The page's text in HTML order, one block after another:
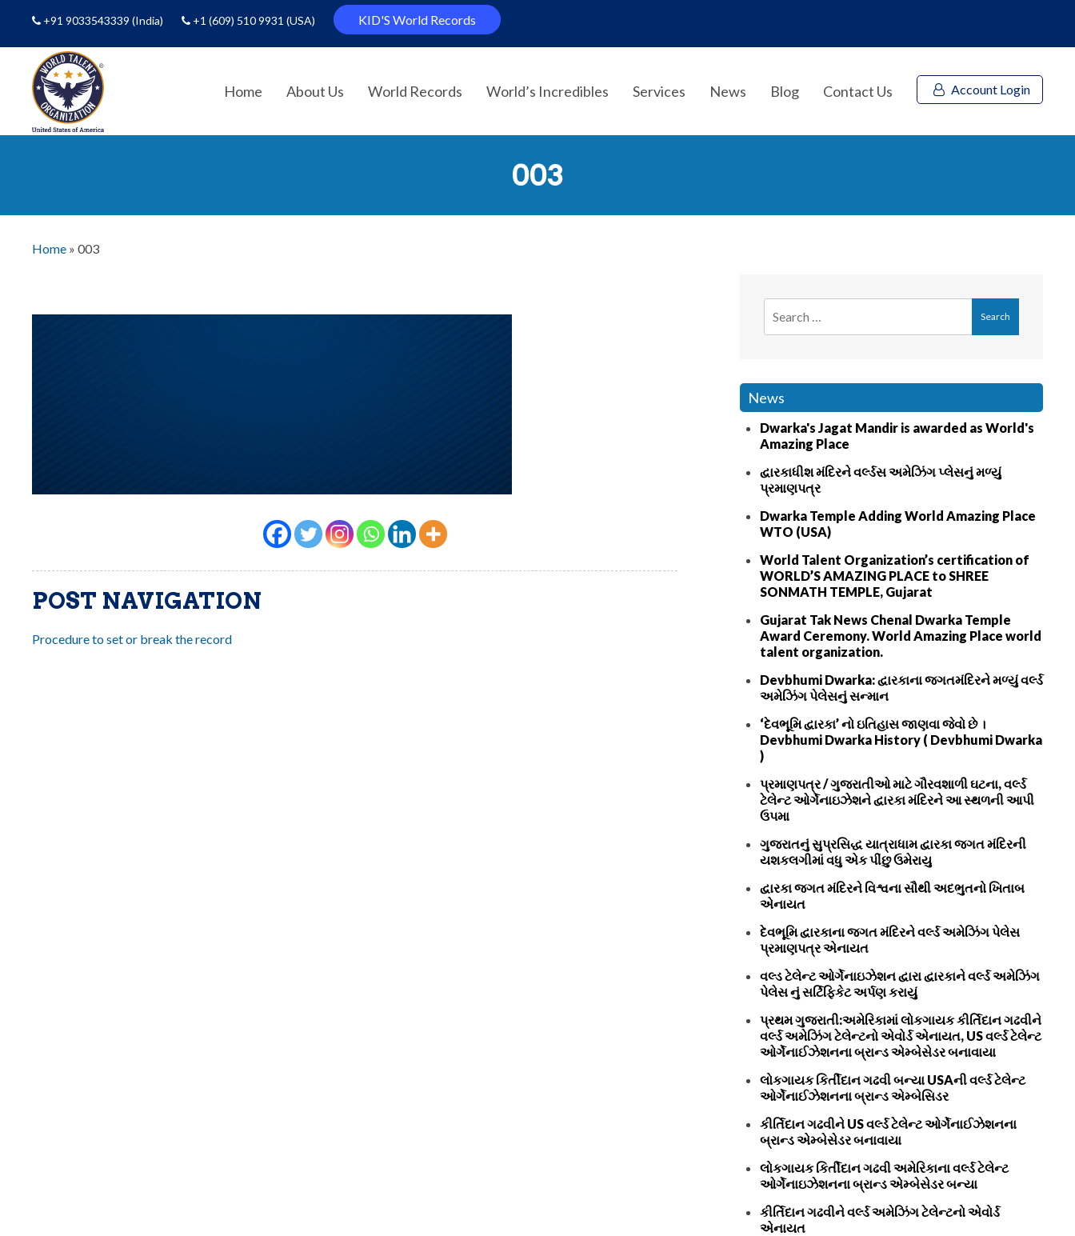
+91 9033543339(India) +1 (609) 510 9931 (USA) KID'S World Records
Home About Us World Records World’s Incredibles Services News Blog Contact Us Account Login
003
Home » 003
POST NAVIGATION
Procedure to set or break the record
News
Dwarka's Jagat Mandir is awarded as World's
Amazing Place
દ્વારકાધીશ મંદિરને વર્લ્ડસ અમેઝિંગ પ્લેસનું મળ્યું
પ્રમાણપત્ર
Dwarka Temple Adding World Amazing Place
WTO (USA)
World Talent Organization’s certification of
WORLD’S AMAZING PLACE to SHREE
SONMATH TEMPLE, Gujarat
Gujarat Tak News Chenal Dwarka Temple
Award Ceremony. World Amazing Place world
talent organization.
Devbhumi Dwarka: દ્વારકાના જગતમંદિરને મળ્યું વર્લ્ડ
અમેઝિંગ પેલેસનું સન્માન
‘દેવભૂમિ દ્વારકા’ નો ઇતિહાસ જાણવા જેવો છે ।
Devbhumi Dwarka History ( Devbhumi Dwarka
)
પ્રમાણપત્ર / ગુજરાતીઓ માટે ગૌરવશાળી ઘટના, વર્લ્ડ
ટેલેન્ટ ઓર્ગેનાઇઝેશને દ્વારકા મંદિરને આ સ્થળની આપી
ઉપમા
ગુજરાતનું સુપ્રસિદ્ધ યાત્રાધામ દ્વારકા જગત મંદિરની
યશકલગીમાં વધુ એક પીંછુ ઉમેરાયુ
દ્વારકા જગત મંદિરને વિશ્વના સૌથી અદભુતનો ખિતાબ
એનાયત
દેવભૂમિ દ્વારકાના જગત મંદિરને વર્લ્ડ અમેઝિંગ પેલેસ
પ્રમાણપત્ર એનાયત
વલ્ડ ટેલેન્ટ ઓર્ગેનાઇઝેશન દ્વારા દ્વારકાને વર્લ્ડ અમેઝિંગ
પેલેસ નું સર્ટિફિકેટ અર્પણ કરાયું
પ્રથમ ગુજરાતી:અમેરિકામાં લોકગાયક કીર્તિદાન ગઢવીને
વર્લ્ડ અમેઝિંગ ટેલેન્ટનો એવોર્ડ એનાયત, US વર્લ્ડ ટેલેન્ટ
ઓર્ગેનાઈઝેશનના બ્રાન્ડ એમ્બેસેડર બનાવાયા
લોકગાયક કિર્તીદાન ગઢવી બન્યા USAની વર્લ્ડ ટેલેન્ટ
ઓર્ગેનાઈઝેશનના બ્રાન્ડ એમ્બેસિડર
કીર્તિદાન ગઢવીને US વર્લ્ડ ટેલેન્ટ ઓર્ગેનાઈઝેશનના
બ્રાન્ડ એમ્બેસેડર બનાવાયા
લોકગાયક કિર્તીદાન ગઢવી અમેરિકાના વર્લ્ડ ટેલેન્ટ
ઓર્ગેનાઇઝેશનના બ્રાન્ડ એમ્બેસેડર બન્યા
કીર્તિદાન ગઢવીને વર્લ્ડ અમેઝિંગ ટેલેન્ટનો એવોર્ડ
એનાયત